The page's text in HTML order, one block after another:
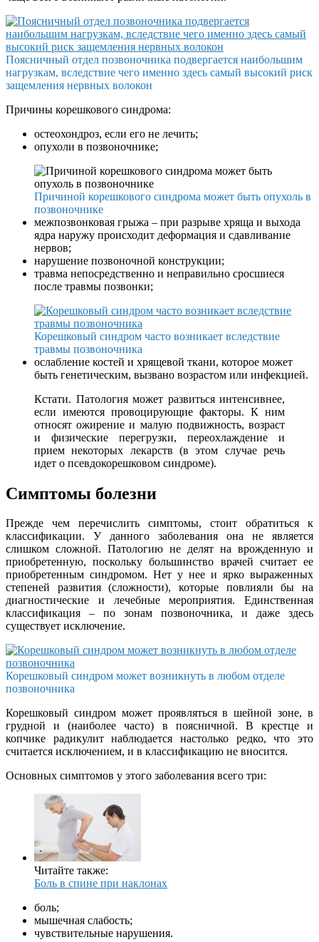
Поясничный отдел позвоночника подвергается наибольшим
нагрузкам, вследствие чего именно здесь самый высокий риск
защемления нервных волокон
Причины корешкового синдрома:
остеохондроз, если его не лечить;
опухоли в позвоночнике;
Причиной корешкового синдрома может быть опухоль в
позвоночнике
межпозвонковая грыжа – при разрыве хряща и выхода
ядра наружу происходит деформация и сдавливание
нервов;
нарушение позвоночной конструкции;
травма непосредственно и неправильно сросшиеся
после травмы позвонки;
Корешковый синдром часто возникает вследствие
травмы позвоночника
ослабление костей и хрящевой ткани, которое может
быть генетическим, вызвано возрастом или инфекцией.
Кстати. Патология может развиться интенсивнее,
если имеются провоцирующие факторы. К ним
относят ожирение и малую подвижность, возраст
и физические перегрузки, переохлаждение и
прием некоторых лекарств (в этом случае речь
идет о псевдокорешковом синдроме).
Симптомы болезни
Прежде чем перечислить симптомы, стоит обратиться к
классификации. У данного заболевания она не является
слишком сложной. Патологию не делят на врожденную и
приобретенную, поскольку большинство врачей считает ее
приобретенным синдромом. Нет у нее и ярко выраженных
степеней развития (сложности), которые повлияли бы на
диагностические и лечебные мероприятия. Единственная
классификация – по зонам позвоночника, и даже здесь
существует исключение.
Корешковый синдром может возникнуть в любом отделе
позвоночника
Корешковый синдром может проявляться в шейной зоне, в
грудной и (наиболее часто) в поясничной. В крестце и
копчике радикулит наблюдается настолько редко, что это
считается исключением, и в классификацию не вносится.
Основных симптомов у этого заболевания всего три:
Читайте также:
Боль в спине при наклонах
боль;
мышечная слабость;
чувствительные нарушения.